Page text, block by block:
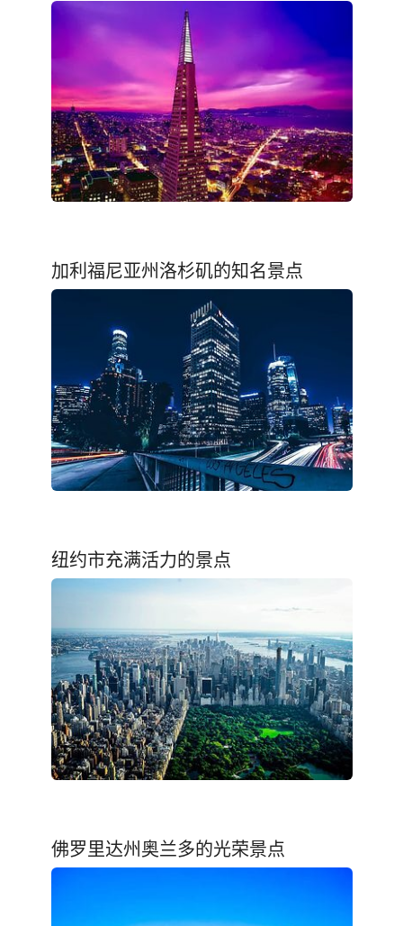
加利福尼亚州洛杉矶的知名景点
纽约市充满活力的景点
佛罗里达州奥兰多的光荣景点